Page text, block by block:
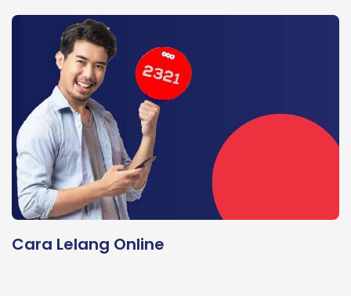
Cara Lelang Online